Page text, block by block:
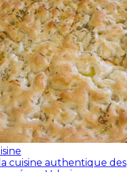
cuisine authentique des